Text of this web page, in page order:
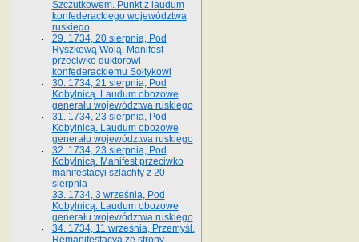
Szczutkowem. Punkt z laudum
konfederackiego województwa
ruskiego
29. 1734, 20 sierpnia, Pod
Ryszkową Wolą. Manifest
przeciwko duktorowi
konfederackiemu Sołtykowi
30. 1734, 21 sierpnia, Pod
Kobylnicą. Laudum obozowe
generału województwa ruskiego
31. 1734, 23 sierpnia, Pod
Kobylnicą. Laudum obozowe
generału województwa ruskiego
32. 1734, 23 sierpnia, Pod
Kobylnicą. Manifest przeciwko
manifestacyi szlachty z 20
sierpnia
33. 1734, 3 września, Pod
Kobylnicą. Laudum obozowe
generału województwa ruskiego
34. 1734, 11 września, Przemyśl.
Remanifestacya ze strony